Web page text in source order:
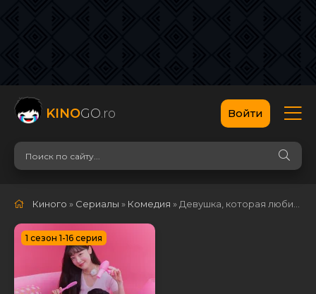
KINOGO.ro Войти
Киного » Сериалы » Комедия » Девушка, которая любит играть
1 сезон 1-16 серия